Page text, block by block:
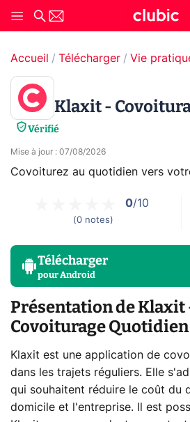
Accueil Télécharger Vie
Klaxit -
Vérifié
Mise à jour : 07/08/2026
Covoiturez au quotidien vers
0/10
(0 notes)
Télécharger
pourAndroid
Présentation de Klaxit
Covoiturage Quotidien
Klaxit est une application de
dans les trajets réguliers. Elle
qui souhaitent réduire le coût du
domicile et l'entreprise. Il est